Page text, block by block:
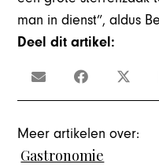
man in dienst”, aldus
Deel dit artikel:
Meer artikelen over:
Gastronomie